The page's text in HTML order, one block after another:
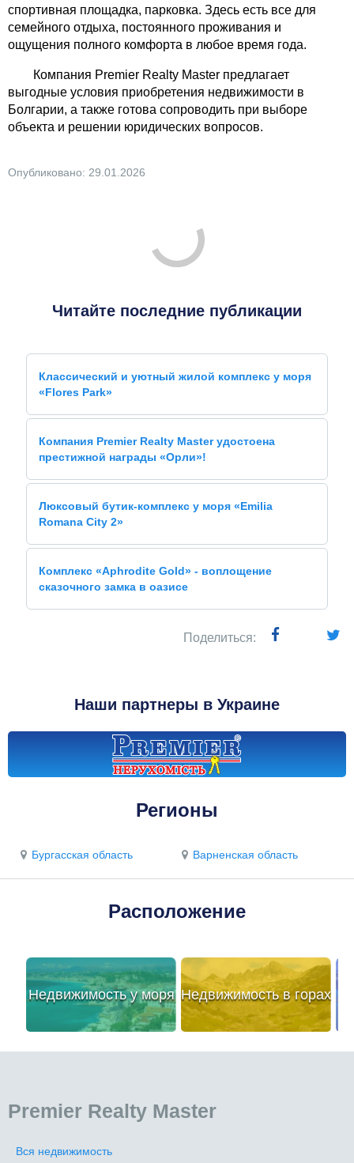
спортивная площадка, парковка. Здесь есть все для
семейного отдыха, постоянного проживания и
ощущения полного комфорта в любое время года.
Компания Premier Realty Master предлагает
выгодные условия приобретения недвижимости в
Болгарии, а также готова сопроводить при выборе
объекта и решении юридических вопросов.
Опубликовано: 29.01.2026
Читайте последние публикации
Классический и уютный жилой комплекс у моря
«Flores Park»
Компания Premier Realty Master удостоена
престижной награды «Орли»!
Люксовый бутик-комплекс у моря «Emilia
Romana City 2»
Комплекс «Aphrodite Gold» - воплощение
сказочного замка в оазисе
Поделиться:
Наши партнеры в Украине
Регионы
Бургасская область Варненская область
Расположение
Недвижимость у моря Недвижимость в горах
Premier Realty Master
Вся недвижимость